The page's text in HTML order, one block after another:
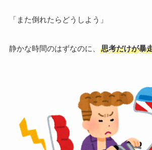
「また倒れたらどうしよう」
静かな時間のはずなのに、 思考だけが暴